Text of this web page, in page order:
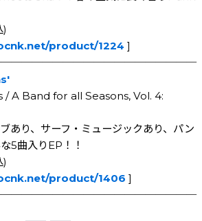
)
product/1224 ]
/ A Band for all Seasons, Vol. 4:
あり、サーフ・ミュージックあり、パン
5曲入りEP！！
)
product/1406 ]